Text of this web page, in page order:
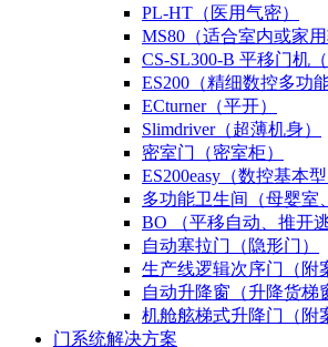
PL-HT（医用气密）
MS80（适合室内或家用
CS-SL300-B 平移门机（
ES200（精细数控多功能
ECturner（平开）
Slimdriver（超薄机身）
密室门（密室柜）
ES200easy（数控基本型
多功能卫生间（母婴室
BO （平移自动、推开逃
自动塞拉门（隐形门）
生产线逻辑次序门（附
自动升降窗（升降货梯
机舱舷梯式升降门（附
门系统解决方案